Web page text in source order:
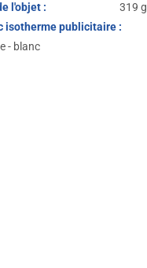
l'objet :
319 g
isotherme publicitaire :
- blanc